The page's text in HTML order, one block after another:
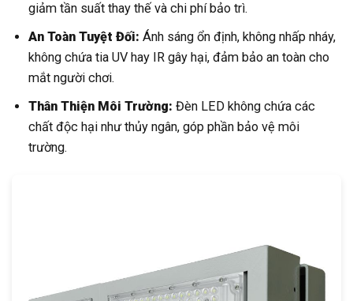
giảm tần suất thay thế và chi phí bảo trì.
An Toàn Tuyệt Đối: Ánh sáng ổn định, không nhấp nháy,
không chứa tia UV hay IR gây hại, đảm bảo an toàn cho
mắt người chơi.
Thân Thiện Môi Trường: Đèn LED không chứa các
chất độc hại như thủy ngân, góp phần bảo vệ môi
trường.